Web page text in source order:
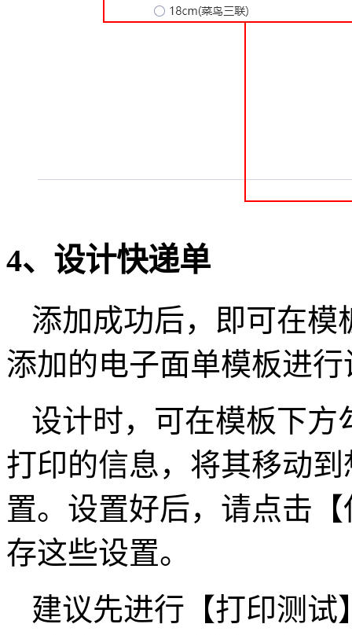
4、设计快递单
添加成功后，即可在模
添加的电子面单模板进行
设计时，可在模板下方
打印的信息，将其移动
置。设置好后，请点击
存这些设置。
建议先进行【打印测试